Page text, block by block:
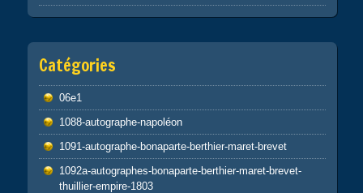
Catégories
06e1
1088-autographe-napoléon
1091-autographe-bonaparte-berthier-maret-brevet
1092a-autographes-bonaparte-berthier-maret-brevet-
thuillier-empire-1803